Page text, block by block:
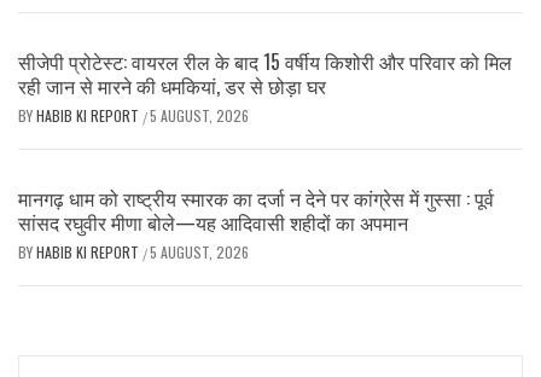
सीजेपी प्रोटेस्ट: वायरल रील के बाद 15 वर्षीय किशोरी और परिवार को मिल
रही जान से मारने की धमकियां, डर से छोड़ा घर
BYHABIB KI REPORT /5 AUGUST, 2026
मानगढ़ धाम को राष्ट्रीय स्मारक का दर्जा न देने पर कांग्रेस में गुस्सा : पूर्व
सांसद रघुवीर मीणा बोले—यह आदिवासी शहीदों का अपमान
BYHABIB KI REPORT /5 AUGUST, 2026